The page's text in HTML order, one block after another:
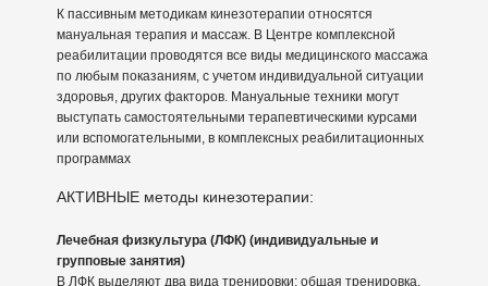
К пассивным методикам кинезотерапии относятся
мануальная терапия и массаж. В Центре комплексной
реабилитации проводятся все виды медицинского массажа
по любым показаниям, с учетом индивидуальной ситуации
здоровья, других факторов. Мануальные техники могут
выступать самостоятельными терапевтическими курсами
или вспомогательными, в комплексных реабилитационных
программах
АКТИВНЫЕ методы кинезотерапии:
Лечебная физкультура (ЛФК) (индивидуальные и
групповые занятия)
В ЛФК выделяют два вида тренировки: общая тренировка,